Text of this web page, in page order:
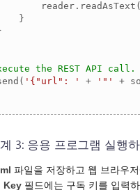
}
the REST API call.
'{"url": ' + '"' +
3: 응용 프로그램 실행
파일을 저장하고 웹 브라우
Key 필드에는 구독 키를 입력하